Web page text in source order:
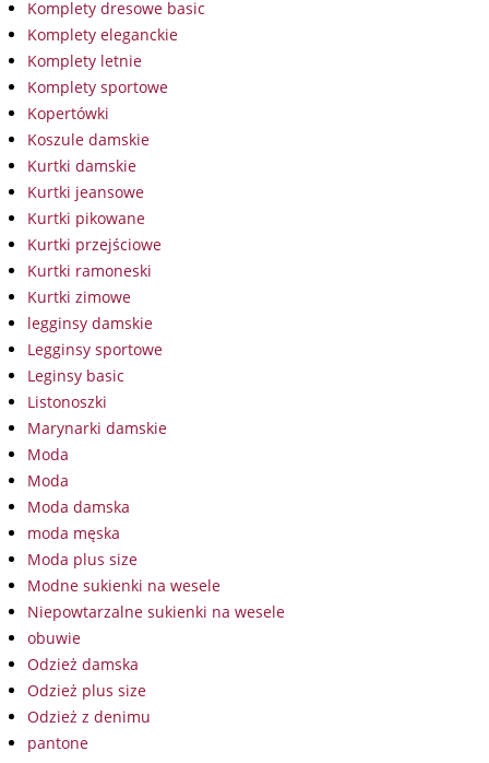
Komplety dresowe basic
Komplety eleganckie
Komplety letnie
Komplety sportowe
Kopertówki
Koszule damskie
Kurtki damskie
Kurtki jeansowe
Kurtki pikowane
Kurtki przejściowe
Kurtki ramoneski
Kurtki zimowe
legginsy damskie
Legginsy sportowe
Leginsy basic
Listonoszki
Marynarki damskie
Moda
Moda
Moda damska
moda męska
Moda plus size
Modne sukienki na wesele
Niepowtarzalne sukienki na wesele
obuwie
Odzież damska
Odzież plus size
Odzież z denimu
pantone